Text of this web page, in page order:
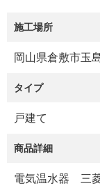
施工場所
岡山県倉敷市玉
タイプ
戸建て
商品詳細
電気温水器 三